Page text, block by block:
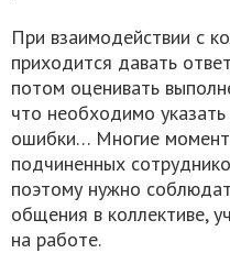
При взаимодействии с
приходится давать
потом оценивать
что необходимо
ошибки… Многие
подчиненных
поэтому нужно
общения в коллективе,
на работе.